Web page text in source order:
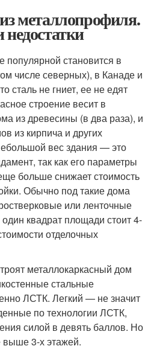
металлопрофиля.
популярной становится в
числе северных), в Канаде и
сталь не гниет, ее не едят
строение весит в
из древесины (в два раза), и
из кирпича и других
вес здания — это
так как его параметры
больше снижает стоимость
Обычно под такие дома
или ленточные
квадрат площади стоит 4-
отделочных
металлокаркасный дом
стальные
ЛСТК. Легкий — не значит
по технологии ЛСТК,
силой в девять баллов. Но
выше 3-х этажей.